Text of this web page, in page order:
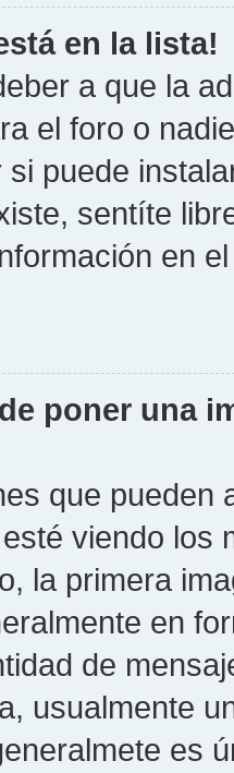
en la lista!
a que la
el foro o
puede
sentíte
en
poner una
que pueden
viendo los
la primera
en
de
usualmente
es